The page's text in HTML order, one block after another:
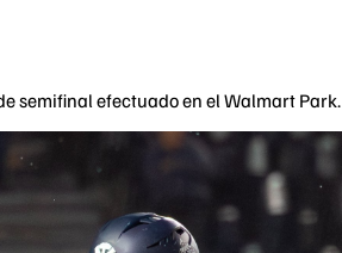
semifinal efectuado en el Walmart Park.